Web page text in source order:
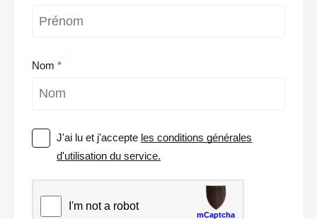
Nom
J'ai lu et j'accepte les conditions générales
d'utilisation du service.